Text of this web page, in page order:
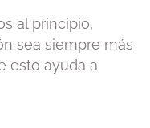
al principio,
sea siempre más
esto ayuda a